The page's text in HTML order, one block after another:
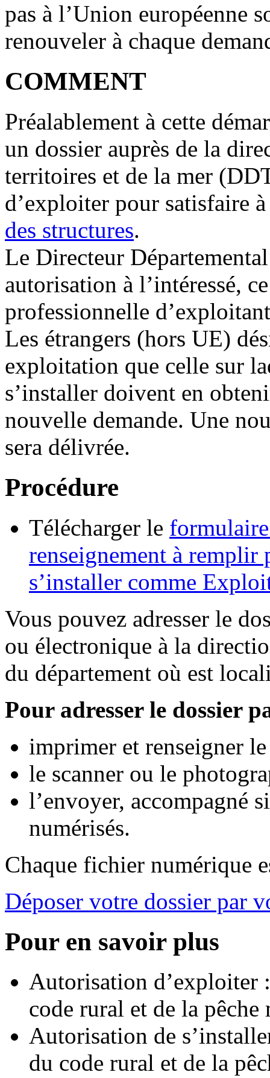
pas à l’Union européenne
renouveler à chaque
COMMENT
Préalablement à cette
un dossier auprès de la
territoires et de la mer
d’exploiter pour satisfaire
des structures.
Le Directeur
autorisation à l’intéressé,
professionnelle
Les étrangers (hors UE)
exploitation que celle sur
s’installer doivent en
nouvelle demande. Une
sera délivrée.
Procédure
Télécharger le
renseignement à remplir
s’installer comme
Vous pouvez adresser le
ou électronique à la
du département où est
Pour adresser le dossier
imprimer et renseigner
le scanner ou le
l’envoyer, accompagné
numérisés.
Chaque fichier numérique
Déposer votre dossier par
Pour en savoir plus
Autorisation d’exploiter
code rural et de la pêche
Autorisation de
du code rural et de la